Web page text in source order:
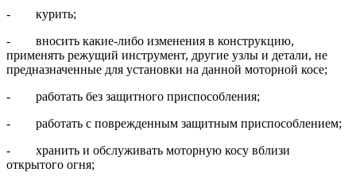
- курить;
- вносить какие-либо изменения в конструкцию,
применять режущий инструмент, другие узлы и детали, не
предназначенные для установки на данной моторной косе;
- работать без защитного приспособления;
- работать с поврежденным защитным приспособлением;
- хранить и обслуживать моторную косу вблизи
открытого огня;